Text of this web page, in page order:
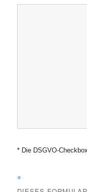
* Die DSGVO-
*